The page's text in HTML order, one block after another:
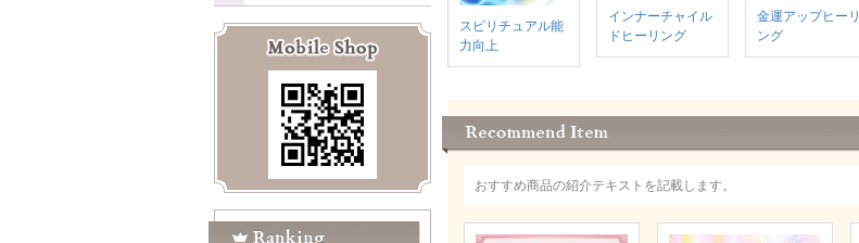
スピリチュアル能
力向上
インナーチャイル
ドヒーリング
金運アップヒーリ
ング
おすすめ商品の紹介テキストを記載します。